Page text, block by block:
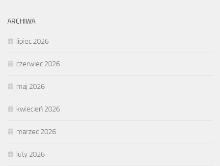
ARCHIWA
lipiec 2026
czerwiec 2026
maj 2026
kwiecień 2026
marzec 2026
luty 2026